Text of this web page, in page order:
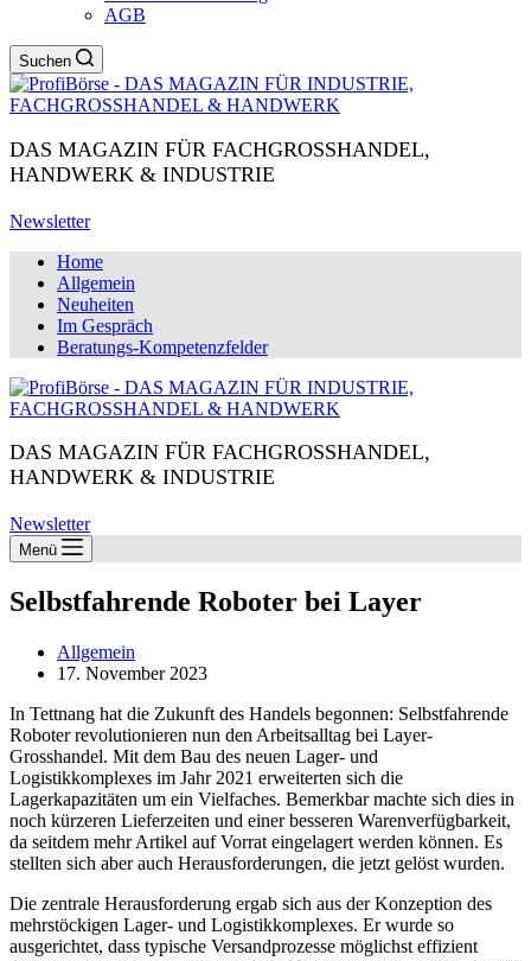
AGB
Suchen
DAS MAGAZIN FÜR FACHGROSSHANDEL,
HANDWERK & INDUSTRIE
Newsletter
Home
Allgemein
Neuheiten
Im Gespräch
Beratungs-Kompetenzfelder
DAS MAGAZIN FÜR FACHGROSSHANDEL,
HANDWERK & INDUSTRIE
Newsletter
Menü
Selbstfahrende Roboter bei Layer
Allgemein
17. November 2023
In Tettnang hat die Zukunft des Handels begonnen: Selbstfahrende
Roboter revolutionieren nun den Arbeitsalltag bei Layer-
Grosshandel. Mit dem Bau des neuen Lager- und
Logistikkomplexes im Jahr 2021 erweiterten sich die
Lagerkapazitäten um ein Vielfaches. Bemerkbar machte sich dies in
noch kürzeren Lieferzeiten und einer besseren Warenverfügbarkeit,
da seitdem mehr Artikel auf Vorrat eingelagert werden können. Es
stellten sich aber auch Herausforderungen, die jetzt gelöst wurden.
Die zentrale Herausforderung ergab sich aus der Konzeption des
mehrstöckigen Lager- und Logistikkomplexes. Er wurde so
ausgerichtet, dass typische Versandprozesse möglichst effizient